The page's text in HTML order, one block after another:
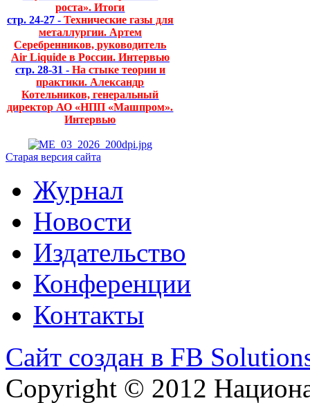
роста». Итоги
стр. 24-27 - Технические газы для
металлургии. Артем
Серебренников, руководитель
Air Liquide в России. Интервью
стр. 28-31 - На стыке теории и
практики. Александр
Котельников, генеральный
директор АО «НПП «Машпром».
Интервью
Старая версия сайта
Журнал
Новости
Издательство
Конференции
Контакты
Сайт создан в FB
Copyright © 2012